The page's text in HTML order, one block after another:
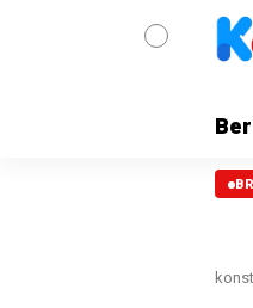
Hadiri Upacara Hari Jadi